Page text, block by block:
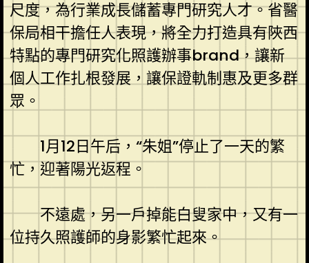
尺度，為行業成長儲蓄專門研究人才。省醫
保局相干擔任人表現，將全力打造具有陜西
特點的專門研究化照護辦事brand，讓新
個人工作扎根發展，讓保證軌制惠及更多群
眾。
1月12日午后，“朱姐”停止了一天的繁
忙，迎著陽光返程。
不遠處，另一戶掉能白叟家中，又有一
位持久照護師的身影繁忙起來。